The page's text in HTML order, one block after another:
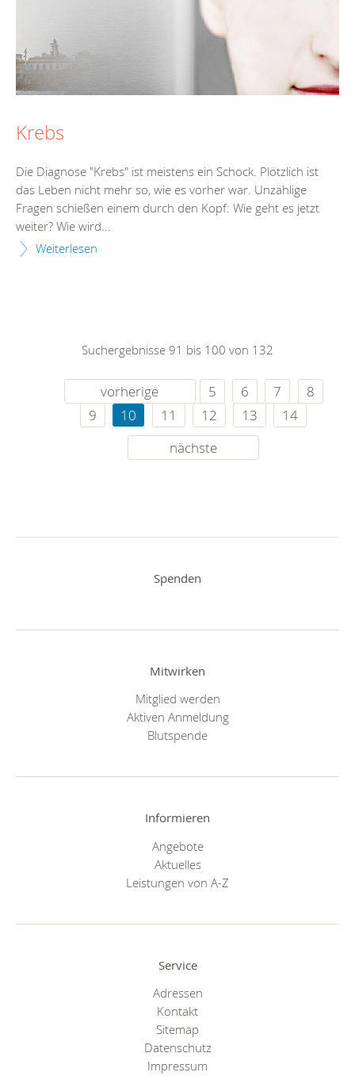
Krebs
Die Diagnose "Krebs" ist meistens ein Schock. Plötzlich ist
das Leben nicht mehr so, wie es vorher war. Unzählige
Fragen schießen einem durch den Kopf: Wie geht es jetzt
weiter? Wie wird...
Weiterlesen
Suchergebnisse 91 bis 100 von 132
vorherige 5 6 7
8
9
10 11 12 13
14
nächste
Spenden
Mitwirken
Mitglied werden
Aktiven Anmeldung
Blutspende
Informieren
Angebote
Aktuelles
Leistungen von A-Z
Service
Adressen
Kontakt
Sitemap
Datenschutz
Impressum